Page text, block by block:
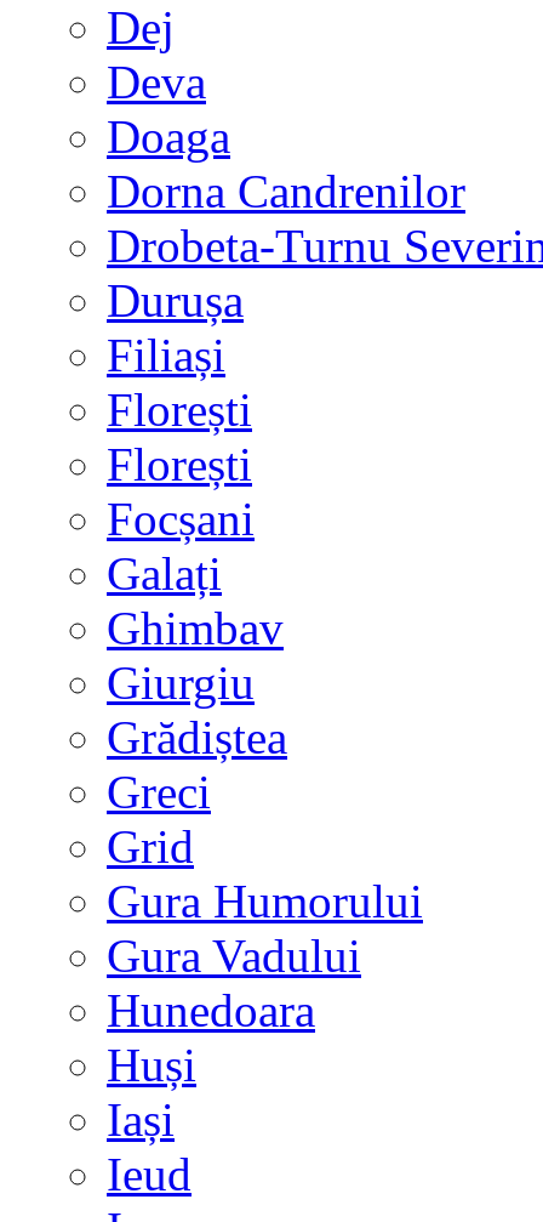
Dej
Deva
Doaga
Dorna Candrenilor
Drobeta-Turnu
Durușa
Filiași
Florești
Florești
Focșani
Galați
Ghimbav
Giurgiu
Grădiștea
Greci
Grid
Gura Humorului
Gura Vadului
Hunedoara
Huși
Iași
Ieud